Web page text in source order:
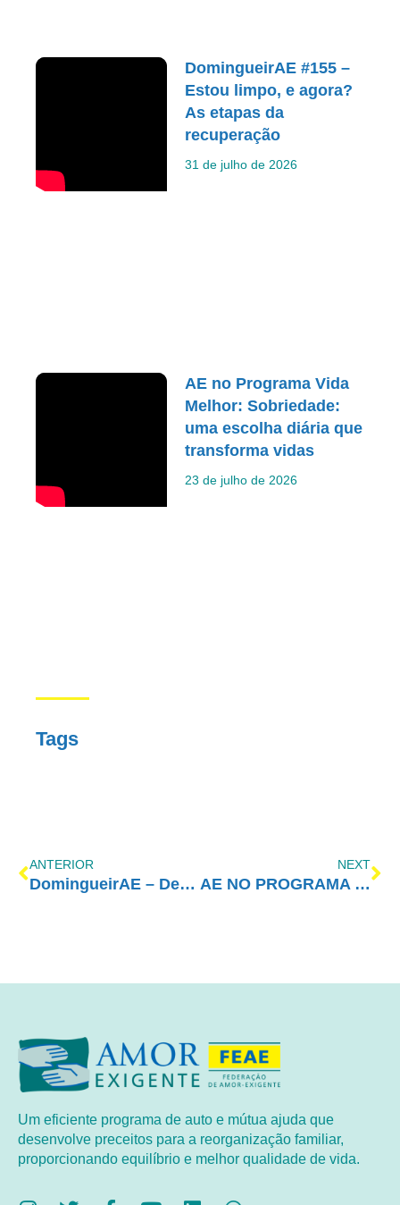
DomingueirAE #155 –
Estou limpo, e agora?
As etapas da
recuperação
31 de julho de 2026
AE no Programa Vida
Melhor: Sobriedade:
uma escolha diária que
transforma vidas
23 de julho de 2026
Tags
ANTERIOR
DomingueirAE – Dependência Química e outras Compulsões
NEXT
AE NO PROGRAMA VIDA MELHOR – REDEVIDA – 29/04/2024
Um eficiente programa de auto e mútua ajuda que
desenvolve preceitos para a reorganização familiar,
proporcionando equilíbrio e melhor qualidade de vida.